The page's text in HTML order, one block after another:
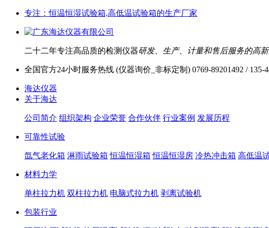
专注：恒温恒湿试验箱,高低温试验箱的生产厂家
二十二年专注高品质的检测仪器研发、生产、计量和售后服务的高
全国官方24小时服务热线 (仪器询价_非标定制) 0769-89201492 / 135-
海达仪器
关于海达
公司简介 组织架构 企业荣誉 合作伙伴 行业案例 发展历程
可靠性试验
氙气老化箱 淋雨试验箱 恒温恒湿箱 恒温恒湿房 冷热冲击箱 高低温
材料力学
单柱拉力机 双柱拉力机 电脑式拉力机 剥离试验机
包装行业